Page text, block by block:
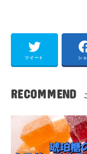
ツイート シ
RECOMMEND